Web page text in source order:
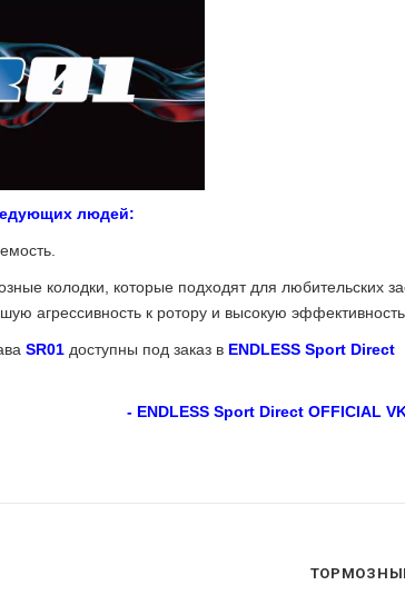
людей:
колодки, которые подходят для любительских
агрессивность к ротору и высокую эффективность
SR01 доступны под заказ в ENDLESS Sport Direct
- ENDLESS Sport Direct OFFICIAL